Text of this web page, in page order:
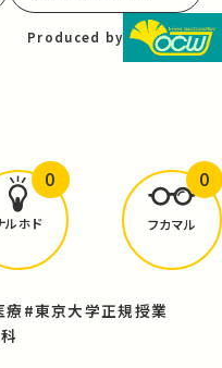
Produced by
ありましたか？
ルホド
0
フカマル
0
療#東京大学正規授業